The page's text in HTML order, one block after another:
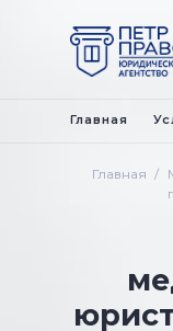
Главная /
Главная